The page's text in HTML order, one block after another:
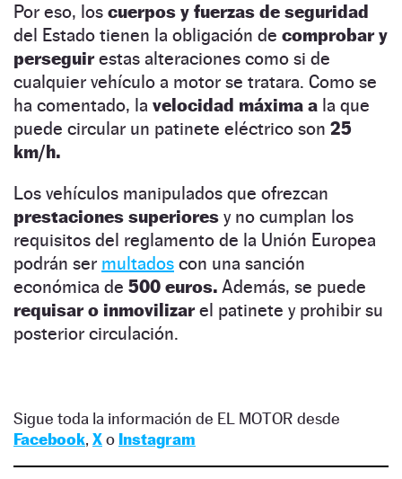
Por eso, los cuerpos y fuerzas de seguridad
del Estado tienen la obligación de comprobar y
perseguirestas alteraciones como si de
cualquier vehículo a motor se tratara. Como se
ha comentado, la velocidad máxima a la que
puede circular un patinete eléctrico son 25
km/h.
Los vehículos manipulados que ofrezcan
prestaciones superiores y no cumplan los
requisitos del reglamento de la Unión Europea
podrán ser multados con una sanción
económica de 500 euros. Además, se puede
requisar o inmovilizarel patinete y prohibir su
posterior circulación.
Sigue toda la información de EL MOTOR desde
Facebook, Xo Instagram